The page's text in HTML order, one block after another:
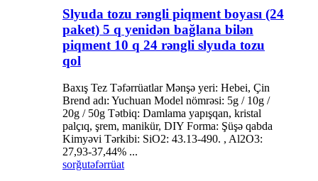
Slyuda tozu rəngli piqment boyası (24
paket) 5 q yenidən bağlana bilən
piqment 10 q 24 rəngli slyuda tozu
qol
Baxış Tez Təfərrüatlar Mənşə yeri: Hebei, Çin
Brend adı: Yuchuan Model nömrəsi: 5g / 10g /
20g / 50g Tətbiq: Damlama yapışqan, kristal
palçıq, şrem, manikür, DIY Forma: Şüşə qabda
Kimyəvi Tərkibi: SiO2: 43.13-490. , Al2O3:
27,93-37,44% ...
sorğutəfərrüat